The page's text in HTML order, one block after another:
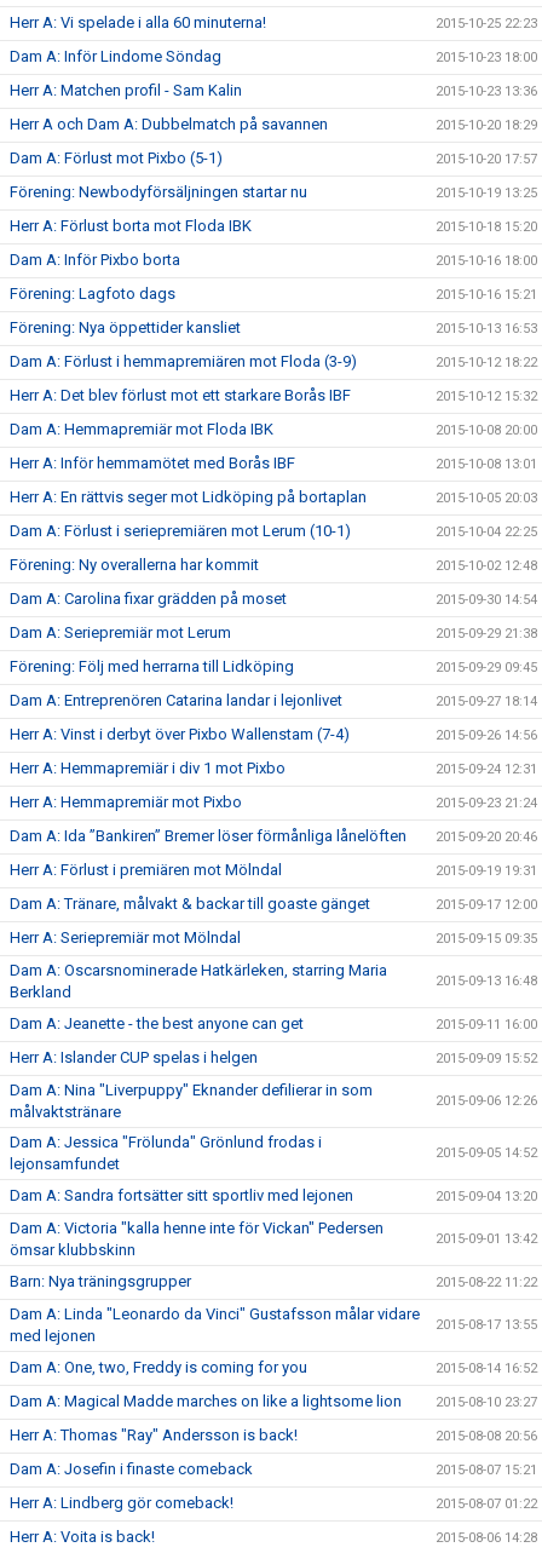
Herr A: Vi spelade i alla 60 minuterna! 2015-10-25 22:23
Dam A: Inför Lindome Söndag 2015-10-23 18:00
Herr A: Matchen profil - Sam Kalin 2015-10-23 13:36
Herr A och Dam A: Dubbelmatch på savannen 2015-10-20 18:29
Dam A: Förlust mot Pixbo (5-1) 2015-10-20 17:57
Förening: Newbodyförsäljningen startar nu 2015-10-19 13:25
Herr A: Förlust borta mot Floda IBK 2015-10-18 15:20
Dam A: Inför Pixbo borta 2015-10-16 18:00
Förening: Lagfoto dags 2015-10-16 15:21
Förening: Nya öppettider kansliet 2015-10-13 16:53
Dam A: Förlust i hemmapremiären mot Floda (3-9) 2015-10-12 18:22
Herr A: Det blev förlust mot ett starkare Borås IBF 2015-10-12 15:32
Dam A: Hemmapremiär mot Floda IBK 2015-10-08 20:00
Herr A: Inför hemmamötet med Borås IBF 2015-10-08 13:01
Herr A: En rättvis seger mot Lidköping på bortaplan 2015-10-05 20:03
Dam A: Förlust i seriepremiären mot Lerum (10-1) 2015-10-04 22:25
Förening: Ny overallerna har kommit 2015-10-02 12:48
Dam A: Carolina fixar grädden på moset 2015-09-30 14:54
Dam A: Seriepremiär mot Lerum 2015-09-29 21:38
Förening: Följ med herrarna till Lidköping 2015-09-29 09:45
Dam A: Entreprenören Catarina landar i lejonlivet 2015-09-27 18:14
Herr A: Vinst i derbyt över Pixbo Wallenstam (7-4) 2015-09-26 14:56
Herr A: Hemmapremiär i div 1 mot Pixbo 2015-09-24 12:31
Herr A: Hemmapremiär mot Pixbo 2015-09-23 21:24
Dam A: Ida ”Bankiren” Bremer löser förmånliga lånelöften 2015-09-20 20:46
Herr A: Förlust i premiären mot Mölndal 2015-09-19 19:31
Dam A: Tränare, målvakt & backar till goaste gänget 2015-09-17 12:00
Herr A: Seriepremiär mot Mölndal 2015-09-15 09:35
Dam A: Oscarsnominerade Hatkärleken, starring Maria
Berkland
2015-09-13 16:48
Dam A: Jeanette - the best anyone can get 2015-09-11 16:00
Herr A: Islander CUP spelas i helgen 2015-09-09 15:52
Dam A: Nina "Liverpuppy" Eknander defilierar in som
målvaktstränare
2015-09-06 12:26
Dam A: Jessica "Frölunda" Grönlund frodas i
lejonsamfundet
2015-09-05 14:52
Dam A: Sandra fortsätter sitt sportliv med lejonen 2015-09-04 13:20
Dam A: Victoria "kalla henne inte för Vickan" Pedersen
ömsar klubbskinn
2015-09-01 13:42
Barn: Nya träningsgrupper 2015-08-22 11:22
Dam A: Linda "Leonardo da Vinci" Gustafsson målar vidare
med lejonen
2015-08-17 13:55
Dam A: One, two, Freddy is coming for you 2015-08-14 16:52
Dam A: Magical Madde marches on like a lightsome lion 2015-08-10 23:27
Herr A: Thomas "Ray" Andersson is back! 2015-08-08 20:56
Dam A: Josefin i finaste comeback 2015-08-07 15:21
Herr A: Lindberg gör comeback! 2015-08-07 01:22
Herr A: Voita is back! 2015-08-06 14:28